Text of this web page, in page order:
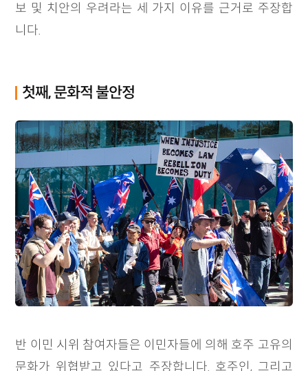
보 및 치안의 우려라는 세 가지 이유를 근거로 주장합
니다.
첫째, 문화적 불안정
반 이민 시위 참여자들은 이민자들에 의해 호주 고유의
문화가 위협받고 있다고 주장합니다. 호주인, 그리고